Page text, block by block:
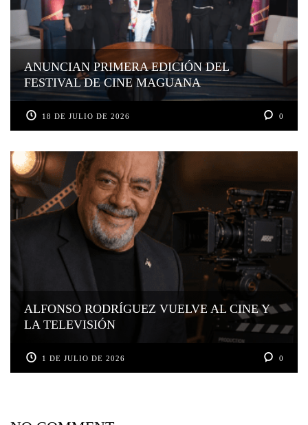
ANUNCIAN PRIMERA EDICIÓN DEL
FESTIVAL DE CINE MAGUANA
18 DE JULIO DE 2026 0
ALFONSO RODRÍGUEZ VUELVE AL CINE Y
LA TELEVISIÓN
1 DE JULIO DE 2026 0